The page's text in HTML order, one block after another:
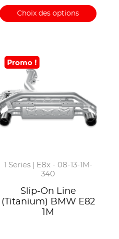
Choix des options
Promo !
1 Series | E8x - 08-13-1M-
340
Slip-On Line
(Titanium) BMW E82
1M